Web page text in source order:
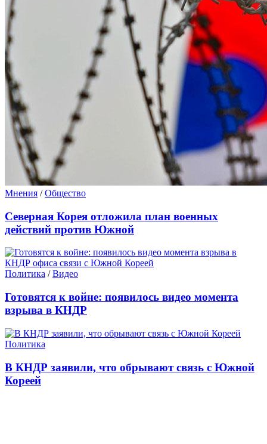
Мнения /Общество
Северная Корея отложила план военных
действий против Южной
Политика /Видео
Готовятся к войне: появилось видео момента
взрыва в КНДР
Политика
В КНДР заявили, что обрывают связь с Южной
Кореей